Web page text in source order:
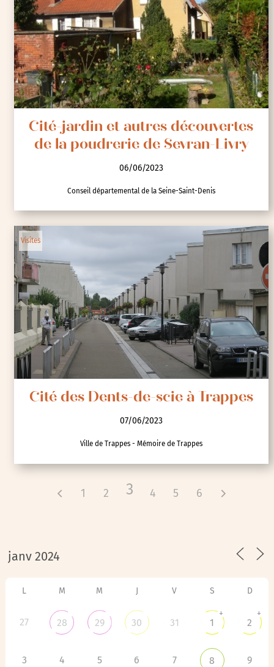
Cité-jardin et autres découvertes
de la poudrerie de Sevran-Livry
06/06/2023
Conseil départemental de la Seine-Saint-Denis
Visites
Cité des Dents-de-scie à Trappes
07/06/2023
Ville de Trappes - Mémoire de Trappes
1 2 3 4 5 6
L M M J V S D
27 28 29 30 31 1
+
2
+
3 4 5 6 7 8 9